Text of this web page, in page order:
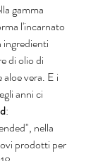
gamma
l'incarnato
ingredienti
di olio di
vera. E i
anni ci
:
nella
prodotti per